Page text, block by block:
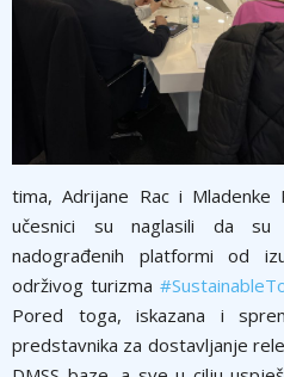
tima, Adrijane Rac i Mladenke
učesnici su naglasili da su
nadograđenih platformi od
održivog turizma
Pored toga, iskazana i
predstavnika za dostavljanje